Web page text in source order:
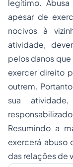
legítimo.
apesar de
nocivos à
atividade,
pelos danos que
exercer direito
outrem.
sua
Resumindo a
exercerá
das relações de